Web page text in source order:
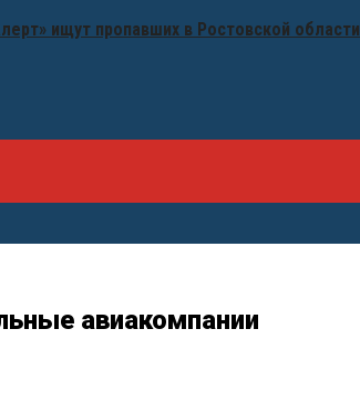
ищут пропавших в Ростовской области
авиакомпании